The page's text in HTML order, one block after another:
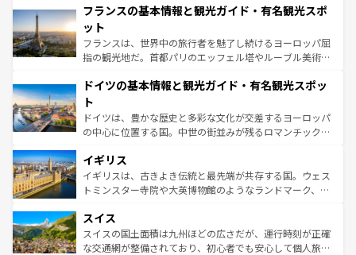
なお、新着のイタリア情報はコンテンツ一覧を参照してほ
しい。
文化が根付くこの国では、情熱的なフラメンコ、熱気あふ
れる闘牛、そして美味しいタパスが生活の一部となってい
る。首都マドリードの洗練された雰囲気や、バルセロナの
アートに溢れた街角から、地方では古代ローマ遺跡や中世
せる。地方によって風土や気候が異なるスペインはその個
ンテンツ一覧 を参照してほしい。
フランスの基本情報と観光ガイド・有名観光スポ
ット
フランスは、世界中の旅行者を魅了し続けるヨーロッパ屈
指の観光地だ。首都パリのエッフェル塔やルーブル美術館
で、幅広い魅力が詰まっている。華麗な宮殿、歴史的な大
聖堂、美しいビーチ、そして豊かな自然が、訪れる者を心
から魅了する。また、フランスは美食の国としても知ら
れ、フランス料理はユネスコ無形文化遺産にも登録されて
香り高いラベンダー畑など、多彩な楽しみ方が可能だ。さ
らに、パリ以外の地域にも魅力が溢れており、どの街角に
も豊かな歴史と文化が息づいている。パリ以外の個性あふ
を参照してほしい。
ドイツの基本情報と観光ガイド・有名観光スポッ
ト
ドイツは、豊かな歴史と多彩な文化が交差するヨーロッパ
の中心に位置する国。中世の街並みが残るロマンチック街
顔を持つこの国は、どこを歩いても飽きることがない。ベ
ルリンの文化的活気、バイエルン州のアルプスの絶景、そ
してライン川沿いのワイン畑といった風景は必見。ビール
は、お酒好きな人にはぜひ体験してほしい。 なお、新着の
ドイツ情報はコンテンツ一覧を参照してほしい。
イギリス
イギリスは、古きよき伝統と最先端が共存する国。ウェス
トミンスター寺院や大英博物館のようなランドマーク、歴
リアごとに異なる魅力がある。また、優雅なアフタヌーン
ティー、ビール好きにはたまらない英国パブ、サッカー観
戦など、本場だからこそできる体験も豊富。イギリスを旅
スイス
スイスの国土面積は九州ほどの広さだが、運行時刻が正確
な交通網が整備されており、初心者でも安心して個人旅行